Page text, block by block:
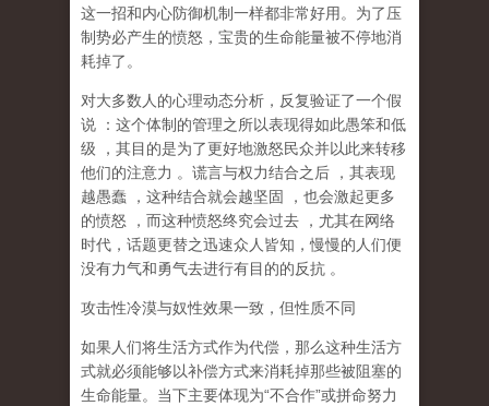
这一招和内心防御机制一样都非常好用。为了压
制势必产生的愤怒，宝贵的生命能量被不停地消
耗掉了。
对大多数人的心理动态分析，反复验证了一个假
说
：这个体制的管理之所以表现得如此愚笨和低
级
，其目的是为了更好地激怒民众并以此来转移
他们的注意力 。谎言与权力结合之后
，其表现
越愚蠢
，这种结合就会越坚固
，也会激起更多
的愤怒
，而这种愤怒终究会过去
，尤其在网络
时代，话题更替之迅速众人皆知，慢慢的人们便
没有力气和勇气去进行有目的的反抗 。
攻击性冷漠与奴性效果一致，但性质不同
如果人们将生活方式作为代偿，那么这种生活方
式就必须能够以补偿方式来消耗掉那些被阻塞的
生命能量。当下主要体现为“不合作”或拼命努力